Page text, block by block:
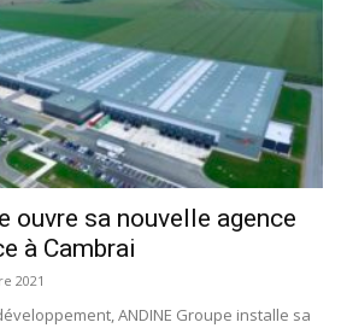
ouvre sa nouvelle agence
à Cambrai
2021
ANDINE Groupe installe sa